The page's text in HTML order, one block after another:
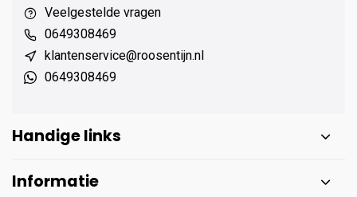
Veelgestelde vragen
0649308469
klantenservice@roosentijn.nl
0649308469
Handige links
Informatie